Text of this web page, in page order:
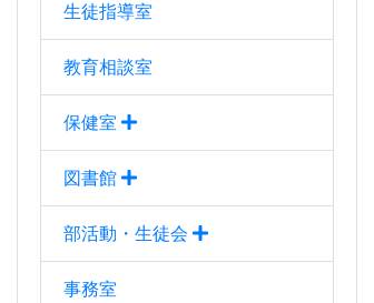
生徒指導室
教育相談室
保健室
図書館
部活動・生徒会
事務室